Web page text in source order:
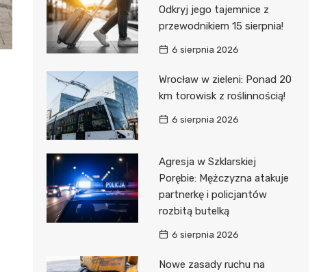
Odkryj jego tajemnice z
przewodnikiem 15 sierpnia!
6 sierpnia 2026
Wrocław w zieleni: Ponad 20
km torowisk z roślinnością!
6 sierpnia 2026
Agresja w Szklarskiej
Porębie: Mężczyzna atakuje
partnerkę i policjantów
rozbitą butelką
6 sierpnia 2026
Nowe zasady ruchu na